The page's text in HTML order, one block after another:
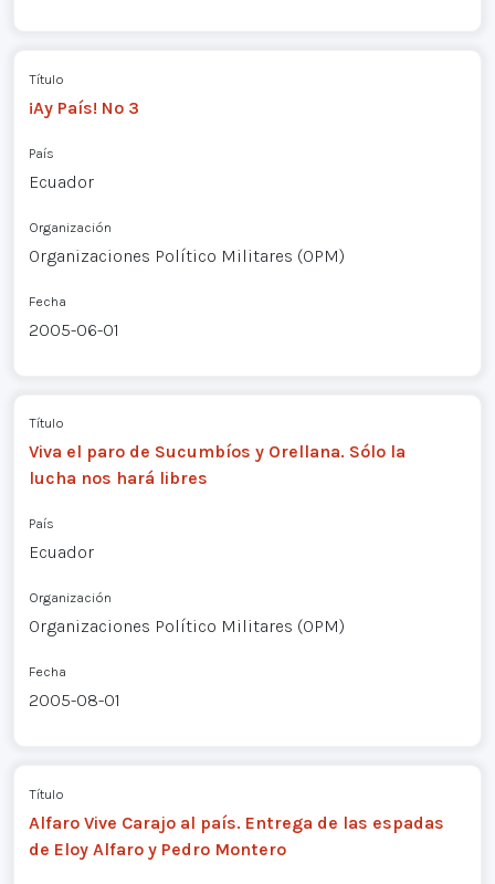
Título
¡Ay País! Nº 3
País
Ecuador
Organización
Organizaciones Político Militares (OPM)
Fecha
2005-06-01
Título
Viva el paro de Sucumbíos y Orellana. Sólo la
lucha nos hará libres
País
Ecuador
Organización
Organizaciones Político Militares (OPM)
Fecha
2005-08-01
Título
Alfaro Vive Carajo al país. Entrega de las espadas
de Eloy Alfaro y Pedro Montero